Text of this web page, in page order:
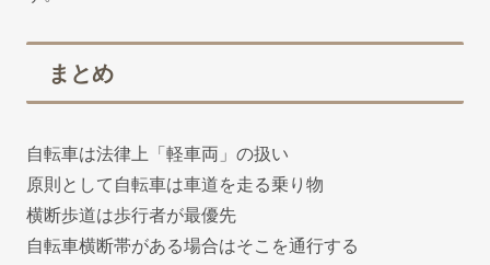
まとめ
自転車は法律上「軽車両」の扱い
原則として自転車は車道を走る乗り物
横断歩道は歩行者が最優先
自転車横断帯がある場合はそこを通行する